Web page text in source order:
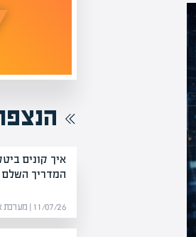
איך קונים
המדריך השלם
11/07/26 | מערכת אפיק